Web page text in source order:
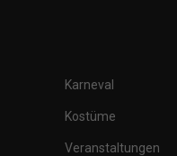
Karneval
Kostüme
Veranstaltungen